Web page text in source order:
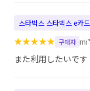
스타벅스 스타벅스 e카
★★★★★ 구매자
また利用したいです